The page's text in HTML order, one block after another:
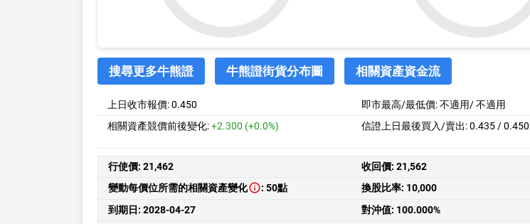
搜尋更多牛熊證 牛熊證街貨分布圖 相關資產資金流
上日收市報價:0.450 即市最高/最低價:不適用/不適用
相關資產競價前後變化:+2.300 (+0.0%) 信證上日最後買入/賣出: 0.435 / 0.450
行使價: 21,462 收回價: 21,562
變動每價位所需的相關資產變化
: 50點 換股比率: 10,000
到期日: 2028-04-27 對沖值: 100.000%